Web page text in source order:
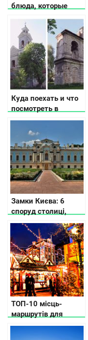
блюда, которые
попробовать
Куда поехать и что
посмотреть в
Волынской области
Замки Києва: 6
споруд столиці,
історії яких ви не
знали
ТОП-10 місць-
маршрутів для
корпоративів, які ви
ніколи не забудете